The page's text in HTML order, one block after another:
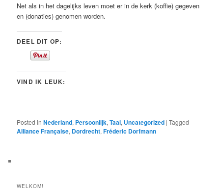
Net als in het dagelijks leven moet er in de kerk (koffie) gegeven
en (donaties) genomen worden.
DEEL DIT OP:
VIND IK LEUK:
Posted in Nederland, Persoonlijk,Taal, Uncategorized |Tagged
Alliance Française, Dordrecht,Fréderic Dorfmann
WELKOM!